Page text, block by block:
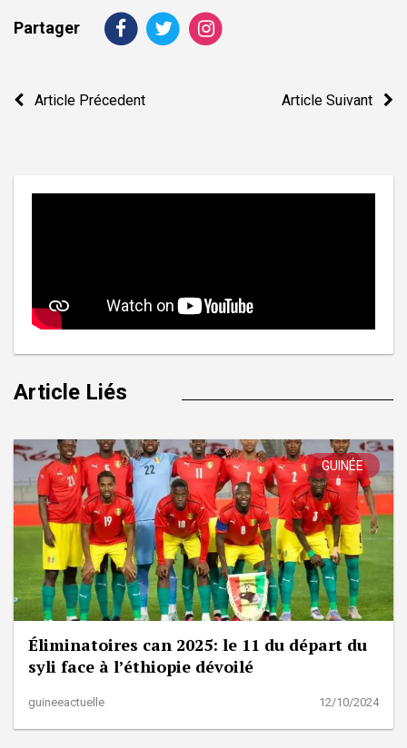
Partager
Navigation
Article Précedent Article Suivant
Article Liés
GUINÉE
Éliminatoires can 2025: le 11 du départ du
syli face à l’éthiopie dévoilé
guineeactuelle 12/10/2024